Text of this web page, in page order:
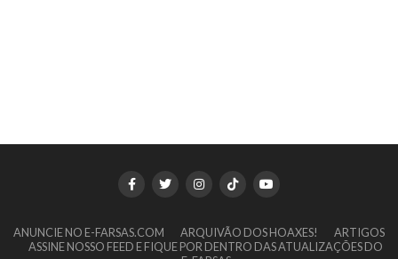
ANUNCIE NO E-FARSAS.COM ARQUIVÃO DOS HOAXES!
ARTIGOS
ASSINE NOSSO FEED E FIQUE POR DENTRO DAS ATUALIZAÇÕES DO